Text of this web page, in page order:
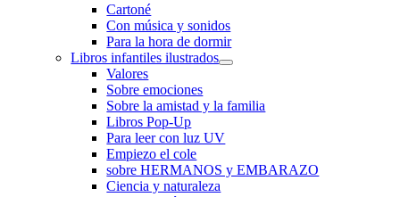
Cartoné
Con música y sonidos
Para la hora de dormir
Libros infantiles ilustrados
Valores
Sobre emociones
Sobre la amistad y la familia
Libros Pop-Up
Para leer con luz UV
Empiezo el cole
sobre HERMANOS y EMBARAZO
Ciencia y naturaleza